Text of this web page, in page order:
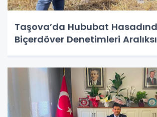
Taşova’da Hububat
Biçerdöver Denetimleri